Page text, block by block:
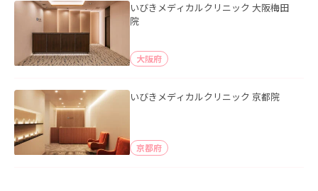
いびきメディカルクリニック 大阪梅田
院
大阪府
いびきメディカルクリニック 京都院
京都府